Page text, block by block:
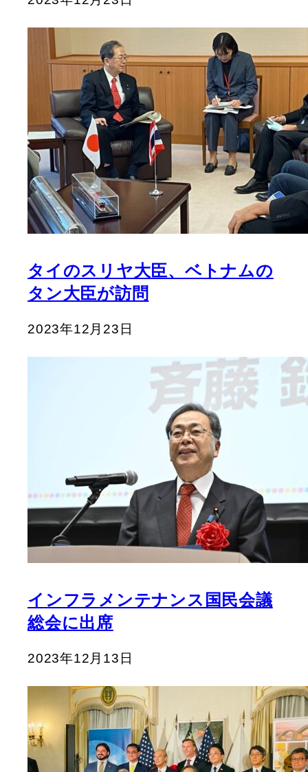
タイのスリヤ大臣、ベトナムの
タン大臣が訪問
2023年12月23日
インフラメンテナンス国民会議
総会に出席
2023年12月13日